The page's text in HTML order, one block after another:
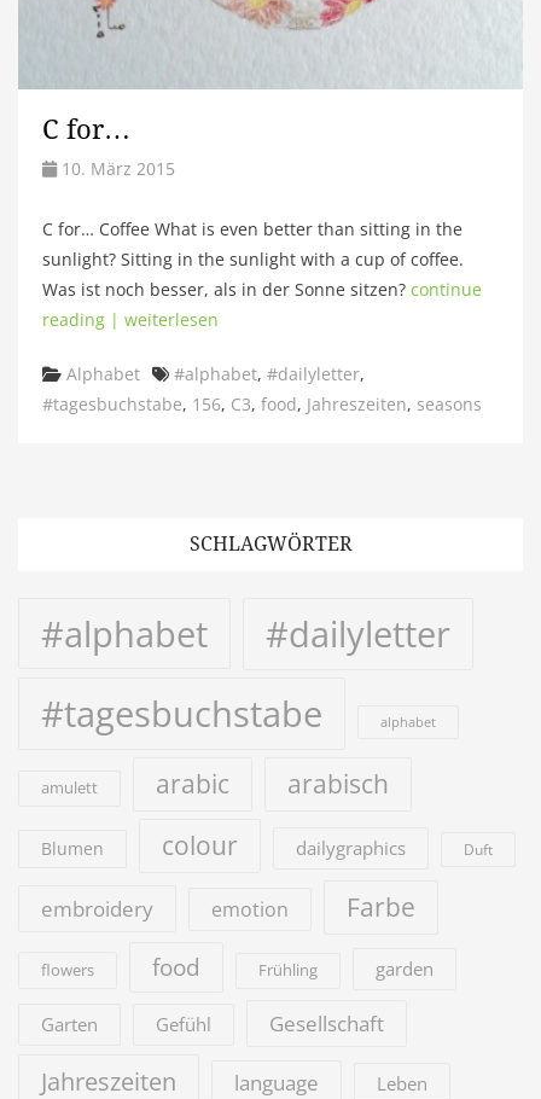
C for…
10. März 2015
C for… Coffee What is even better than sitting in the
sunlight? Sitting in the sunlight with a cup of coffee.
Was ist noch besser, als in der Sonne sitzen? continue
reading | weiterlesen
Categories
Alphabet Tags
#alphabet, #dailyletter,
#tagesbuchstabe, 156, C3, food, Jahreszeiten, seasons
SCHLAGWÖRTER
#alphabet
#dailyletter
#tagesbuchstabe
alphabet
amulett arabic arabisch
Blumen colour dailygraphics Duft
embroidery emotion Farbe
flowers food Frühling garden
Garten Gefühl Gesellschaft
Jahreszeiten language Leben